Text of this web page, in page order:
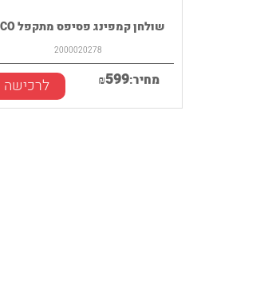
שולחן קמפינג פסיפס מתקפל CO...
2000020278
מחיר: ₪599 לרכישה